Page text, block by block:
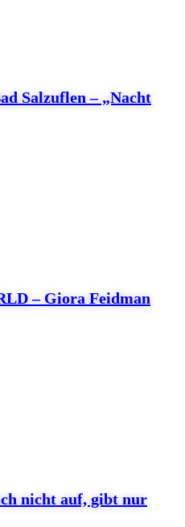
Salzuflen – „Nacht
– Giora Feidman
nicht auf, gibt nur